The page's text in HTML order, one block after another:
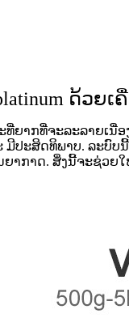
ດ້ວຍເ
ທີ່ຍາກທີ່ຈະລະລາຍເນື່ອ
ມີປະສິດທິພາບ. ລະ
າກາດ. ສິ່ງນີ້ຈະຊ່ວຍໃ